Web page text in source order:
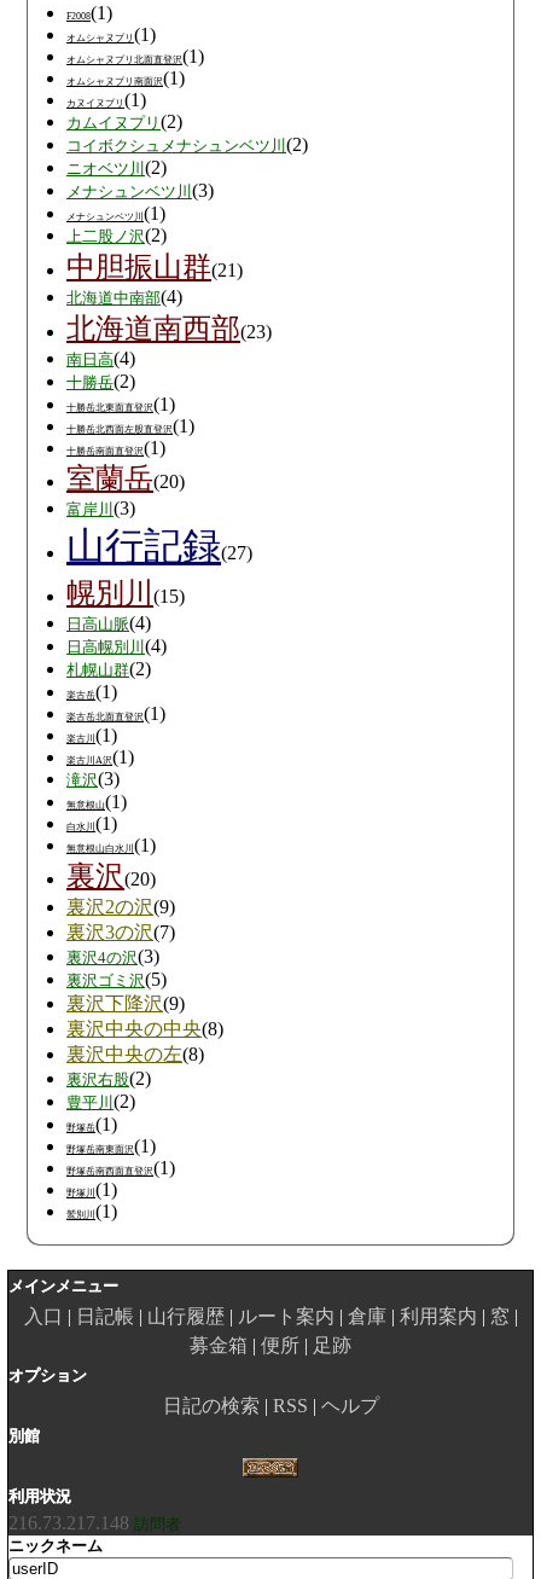
F2008(1)
オムシャヌプリ (1)
オムシャヌプリ北面直登沢(1)
オムシャヌプリ南面沢(1)
カヌイヌプリ (1)
カムイヌプリ (2)
コイボクシュメナシュンベツ川 (2)
ニオベツ川 (2)
メナシュンベツ川 (3)
メナシュンベツ川(1)
上二股ノ沢(2)
中胆振山群(21)
北海道中南部(4)
北海道南西部(23)
南日高(4)
十勝岳(2)
十勝岳北東面直登沢(1)
十勝岳北西面左股直登沢(1)
十勝岳南面直登沢(1)
室蘭岳(20)
富岸川 (3)
山行記録(27)
幌別川 (15)
日高山脈(4)
日高幌別川 (4)
札幌山群(2)
楽古岳(1)
楽古岳北面直登沢(1)
楽古川(1)
楽古川A沢(1)
滝沢(3)
無意根山(1)
白水川(1)
無意根山白水川(1)
裏沢(20)
裏沢2の沢(9)
裏沢3の沢(7)
裏沢4の沢(3)
裏沢ゴミ沢(5)
裏沢下降沢(9)
裏沢中央の中央(8)
裏沢中央の左(8)
裏沢右股(2)
豊平川 (2)
野塚岳(1)
野塚岳南東面沢(1)
野塚岳南西面直登沢(1)
野塚川(1)
鷲別川(1)
メインメニュー
入口 日記帳 山行履歴 ルート案内 倉庫 利用案内
窓
募金箱
便所 足跡
オプション
日記の検索 RSS ヘルプ
別館
利用状況
216.73.217.148 訪問者
ニックネーム